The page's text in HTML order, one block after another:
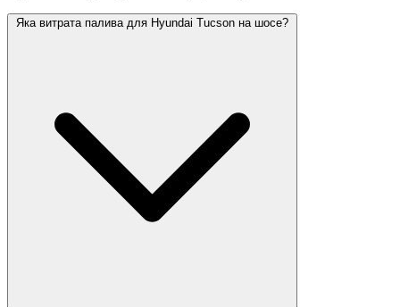
Яка витрата палива для Hyundai Tucson на шосе?